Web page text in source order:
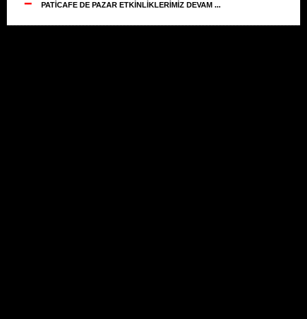
PATİCAFE DE PAZAR ETKİNLİKLERİMİZ DEVAM ...